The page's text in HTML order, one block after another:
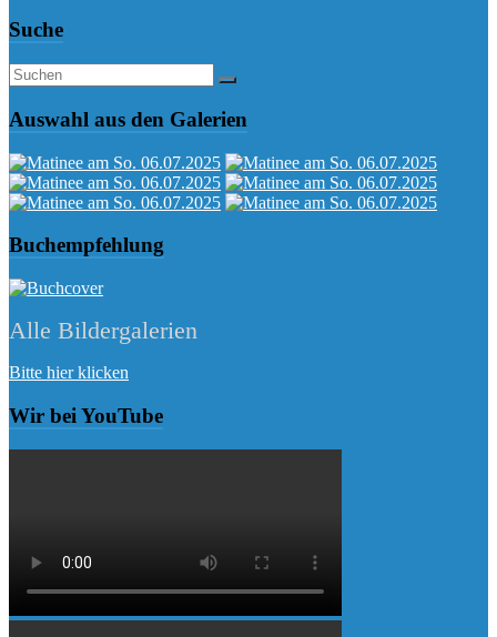
Suche
Auswahl aus den Galerien
Buchempfehlung
Alle Bildergalerien
Bitte hier klicken
Wir bei YouTube